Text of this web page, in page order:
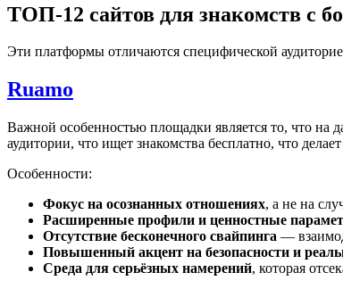
ТОП-12 сайтов для знакомств с
Эти платформы отличаются специфической
Ruamo
Важной особенностью площадки является то, что на
аудитории, что ищет знакомства бесплатно, что
Особенности:
Фокус на осознанных отношениях, а не на
Расширенные профили и ценностные
Отсутствие бесконечного свайпинга —
Повышенный акцент на безопасности и
Среда для серьёзных намерений, которая